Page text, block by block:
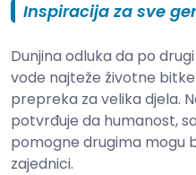
Inspiracija za sve
Dunjina odluka da po
vode najteže životne
prepreka za velika djela.
potvrđuje da humanost,
pomogne drugima mogu
zajednici.